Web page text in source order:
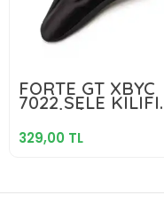
FORTE GT XBYC
7022 SELE KILIFI
JELLİ SİYAH
329,00 TL
Sepete Ekle